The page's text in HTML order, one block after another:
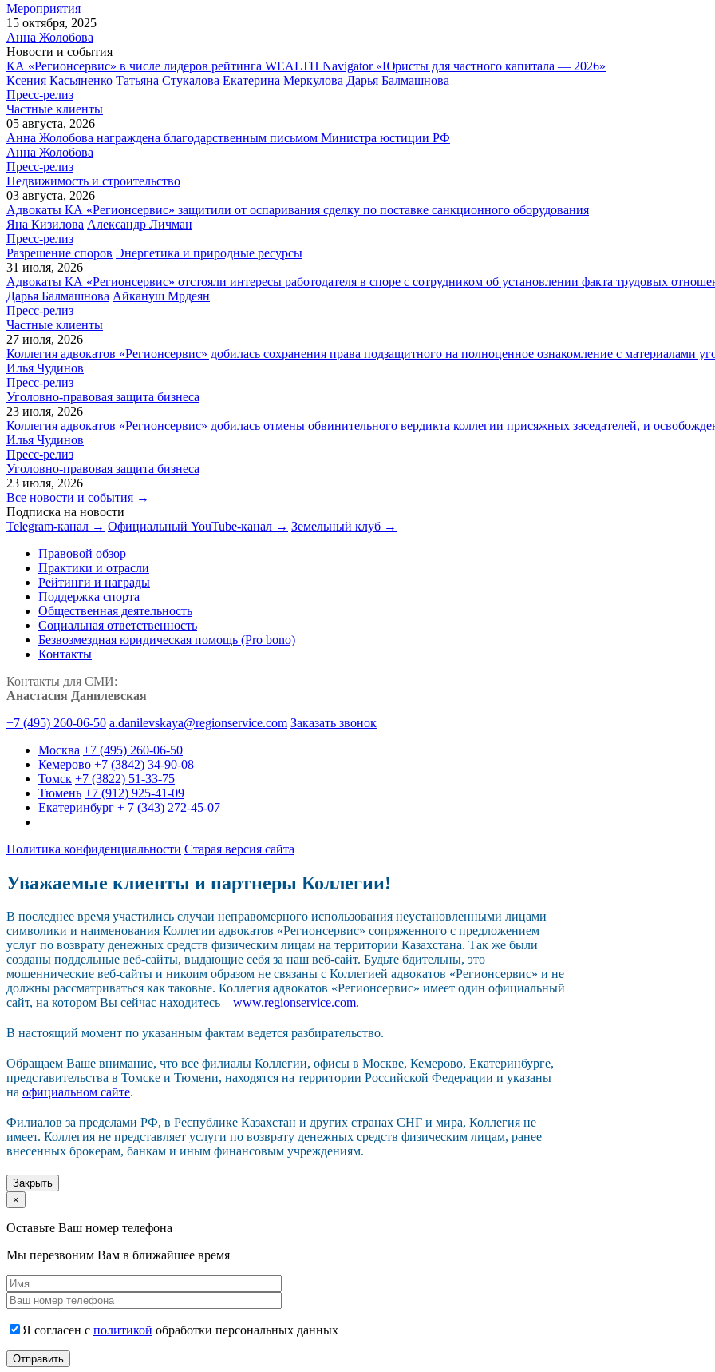
Мероприятия
15 октября, 2025
Анна Жолобова
Новости и события
КА «Регионсервис» в числе лидеров рейтинга WEALTH Navigator «Юристы для частного капитала — 2026»
Ксения Касьяненко Татьяна Стукалова Екатерина Меркулова Дарья Балмашнова
Пресс-релиз
Частные клиенты
05 августа, 2026
Анна Жолобова награждена благодарственным письмом Министра юстиции РФ
Анна Жолобова
Пресс-релиз
Недвижимость и строительство
03 августа, 2026
Адвокаты КА «Регионсервис» защитили от оспаривания сделку по поставке санкционного оборудования
Яна Кизилова Александр Личман
Пресс-релиз
Разрешение споров Энергетика и природные ресурсы
31 июля, 2026
Адвокаты КА «Регионсервис» отстояли интересы работодателя в споре с сотрудником об установлении факта трудовых
Дарья Балмашнова Айкануш Мрдеян
Пресс-релиз
Частные клиенты
27 июля, 2026
Коллегия адвокатов «Регионсервис» добилась сохранения права подзащитного на полноценное ознакомление с материалами
Илья Чудинов
Пресс-релиз
Уголовно-правовая защита бизнеса
23 июля, 2026
Коллегия адвокатов «Регионсервис» добилась отмены обвинительного вердикта коллегии присяжных заседателей, и
Илья Чудинов
Пресс-релиз
Уголовно-правовая защита бизнеса
23 июля, 2026
Все новости и события →
Подписка на новости
Telegram-канал → Официальный YouTube-канал → Земельный клуб →
Правовой обзор
Практики и отрасли
Рейтинги и награды
Поддержка спорта
Общественная деятельность
Социальная ответственность
Безвозмездная юридическая помощь (Pro bono)
Контакты
Контакты для СМИ:
Анастасия Данилевская
+7 (495) 260-06-50 a.danilevskaya@regionservice.com Заказать звонок
Москва +7 (495) 260-06-50
Кемерово +7 (3842) 34-90-08
Томск +7 (3822) 51-33-75
Тюмень +7 (912) 925-41-09
Екатеринбург + 7 (343) 272-45-07
Политика конфиденциальности Старая версия сайта
Уважаемые клиенты и партнеры Коллегии!
В последнее время участились случаи неправомерного использования неустановленными лицами
символики и наименования Коллегии адвокатов «Регионсервис» сопряженного с предложением
услуг по возврату денежных средств физическим лицам на территории Казахстана. Так же были
созданы поддельные веб-сайты, выдающие себя за наш веб-сайт. Будьте бдительны, это
мошеннические веб-сайты и никоим образом не связаны с Коллегией адвокатов «Регионсервис» и не
должны рассматриваться как таковые. Коллегия адвокатов «Регионсервис» имеет один официальный
сайт, на котором Вы сейчас находитесь – www.regionservice.com.
В настоящий момент по указанным фактам ведется разбирательство.
Обращаем Ваше внимание, что все филиалы Коллегии, офисы в Москве, Кемерово, Екатеринбурге,
представительства в Томске и Тюмени, находятся на территории Российской Федерации и указаны
на официальном сайте.
Филиалов за пределами РФ, в Республике Казахстан и других странах СНГ и мира, Коллегия не
имеет. Коллегия не представляет услуги по возврату денежных средств физическим лицам, ранее
внесенных брокерам, банкам и иным финансовым учреждениям.
Закрыть
×
Оставьте Ваш номер телефона
Мы перезвоним Вам в ближайшее время
Я согласен с политикой обработки персональных данных